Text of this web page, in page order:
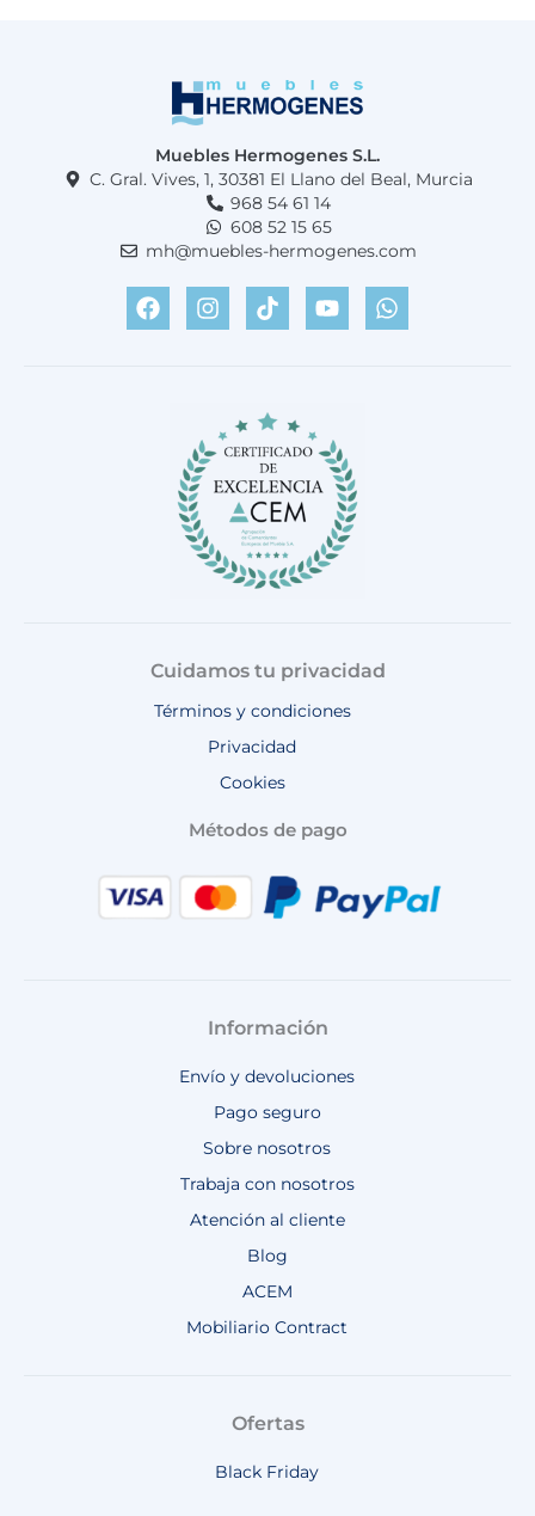
Muebles Hermogenes S.L.
C. Gral. Vives, 1, 30381 El Llano del Beal, Murcia
968 54 61 14
608 52 15 65
mh@muebles-hermogenes.com
F
a
c
I
n
s
a
m
T
i
k
Y
o
u
W
h
a
Cuidamos tu privacidad
Términos y condiciones
Privacidad
Cookies
Métodos de pago
Información
Envío y devoluciones
Pago seguro
Sobre nosotros
Trabaja con nosotros
Atención al cliente
Blog
ACEM
Mobiliario Contract
Ofertas
Black Friday